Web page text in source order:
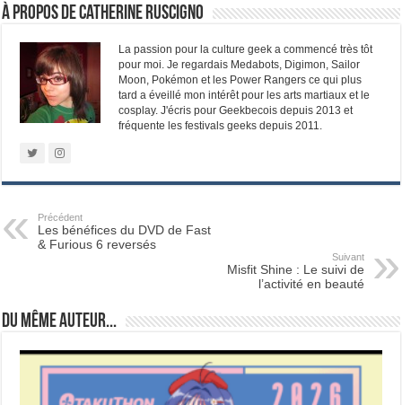
À propos de Catherine Ruscigno
La passion pour la culture geek a commencé très tôt
pour moi. Je regardais Medabots, Digimon, Sailor
Moon, Pokémon et les Power Rangers ce qui plus
tard a éveillé mon intérêt pour les arts martiaux et le
cosplay. J'écris pour Geekbecois depuis 2013 et
fréquente les festivals geeks depuis 2011.
Précédent
Les bénéfices du DVD de Fast
& Furious 6 reversés
Suivant
Misfit Shine : Le suivi de
l’activité en beauté
Du même auteur...